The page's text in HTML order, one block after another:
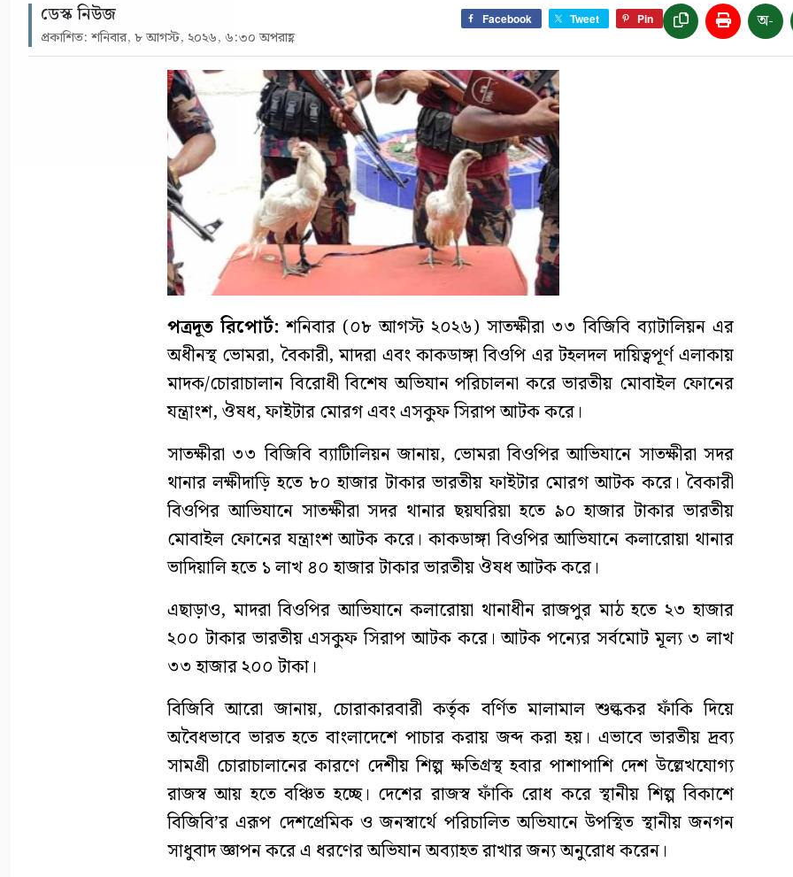
ডেস্ক নিউজ
প্রকাশিত: শনিবার, ৮ আগস্ট, ২০২৬, ৬:৩০ অপরাহ্ণ
Facebook Tweet Pin অ-
পত্রদূত রিপোর্ট: শনিবার (০৮ আগস্ট ২০২৬) সাতক্ষীরা ৩৩ বিজিবি ব্যাটালিয়ন এর
অধীনস্থ ভোমরা, বৈকারী, মাদরা এবং কাকডাঙ্গা বিওপি এর টহলদল দায়িত্বপূর্ণ এলাকায়
মাদক/চোরাচালান বিরোধী বিশেষ অভিযান পরিচালনা করে ভারতীয় মোবাইল ফোনের
যন্ত্রাংশ, ঔষধ, ফাইটার মোরগ এবং এসকুফ সিরাপ আটক করে।
সাতক্ষীরা ৩৩ বিজিবি ব্যাটিালিয়ন জানায়, ভোমরা বিওপির আভিযানে সাতক্ষীরা সদর
থানার লক্ষীদাড়ি হতে ৮০ হাজার টাকার ভারতীয় ফাইটার মোরগ আটক করে। বৈকারী
বিওপির আভিযানে সাতক্ষীরা সদর থানার ছয়ঘরিয়া হতে ৯০ হাজার টাকার ভারতীয়
মোবাইল ফোনের যন্ত্রাংশ আটক করে। কাকডাঙ্গা বিওপির আভিযানে কলারোয়া থানার
ভাদিয়ালি হতে ১ লাখ ৪০ হাজার টাকার ভারতীয় ঔষধ আটক করে।
এছাড়াও, মাদরা বিওপির আভিযানে কলারোয়া থানাধীন রাজপুর মাঠ হতে ২৩ হাজার
২০০ টাকার ভারতীয় এসকুফ সিরাপ আটক করে। আটক পন্যের সর্বমোট মূল্য ৩ লাখ
৩৩ হাজার ২০০ টাকা।
বিজিবি আরো জানায়, চোরাকারবারী কর্তৃক বর্ণিত মালামাল শুল্ককর ফাঁকি দিয়ে
অবৈধভাবে ভারত হতে বাংলাদেশে পাচার করায় জব্দ করা হয়। এভাবে ভারতীয় দ্রব্য
সামগ্রী চোরাচালানের কারণে দেশীয় শিল্প ক্ষতিগ্রস্থ হবার পাশাপাশি দেশ উল্লেখযোগ্য
রাজস্ব আয় হতে বঞ্চিত হচ্ছে। দেশের রাজস্ব ফাঁকি রোধ করে স্থানীয় শিল্প বিকাশে
বিজিবি’র এরূপ দেশপ্রেমিক ও জনস্বার্থে পরিচালিত অভিযানে উপস্থিত স্থানীয় জনগন
সাধুবাদ জ্ঞাপন করে এ ধরণের অভিযান অব্যাহত রাখার জন্য অনুরোধ করেন।